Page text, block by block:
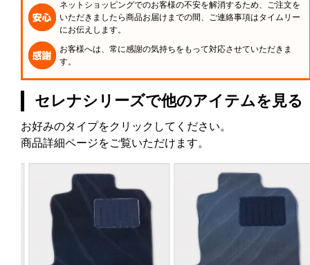
ネットショッピングでのお客様の不安を解消するため、ご注文を
いただきましたら商品お届けまでの間、ご連絡事項はタイムリー
にお伝えします。
お客様へは、常に感謝の気持ちをもって対応させていただきま
す。
セレナシリーズで他のアイテムを見る
お好みのタイプをクリックしてください。
商品詳細ページをご覧いただけます。